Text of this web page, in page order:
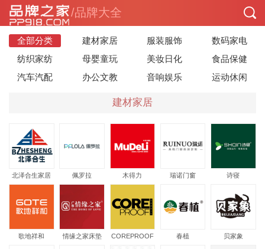
/品牌大全
全部分类 建材家居 服装服饰
数码家电
纺织家纺
母婴童玩 美妆日化
食品保健
汽车汽配
办公文教 音响娱乐 运动休闲
建材家居
北泽合生家居 佩罗拉 木得力 瑞诺门窗 诗寝
歌地祥和 情缘之家床垫 COREPROOF 春植 贝家象